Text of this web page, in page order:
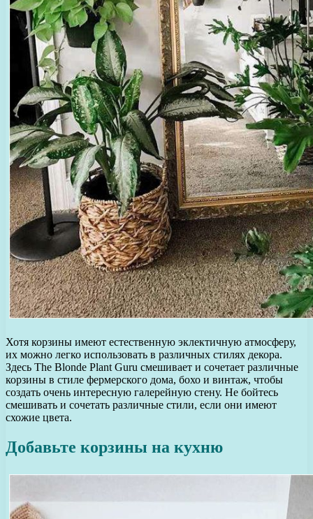
Хотя корзины имеют естественную эклектичную атмосферу,
их можно легко использовать в различных стилях декора.
Здесь The Blonde Plant Guru смешивает и сочетает различные
корзины в стиле фермерского дома, бохо и винтаж, чтобы
создать очень интересную галерейную стену. Не бойтесь
смешивать и сочетать различные стили, если они имеют
схожие цвета.
Добавьте корзины на кухню